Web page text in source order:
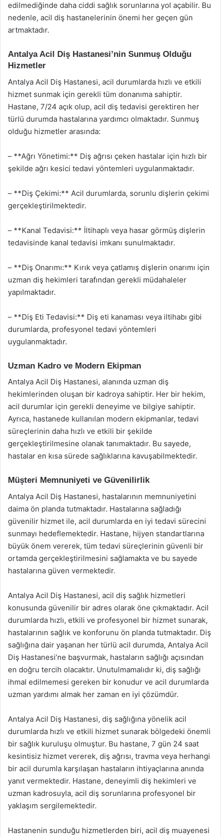
edilmediğinde daha ciddi sağlık sorunlarına yol açabilir. Bu
nedenle, acil diş hastanelerinin önemi her geçen gün
artmaktadır.
Antalya Acil Diş Hastanesi’nin Sunmuş Olduğu
Hizmetler
Antalya Acil Diş Hastanesi, acil durumlarda hızlı ve etkili
hizmet sunmak için gerekli tüm donanıma sahiptir.
Hastane, 7/24 açık olup, acil diş tedavisi gerektiren her
türlü durumda hastalarına yardımcı olmaktadır. Sunmuş
olduğu hizmetler arasında:
– **Ağrı Yönetimi:** Diş ağrısı çeken hastalar için hızlı bir
şekilde ağrı kesici tedavi yöntemleri uygulanmaktadır.
– **Diş Çekimi:** Acil durumlarda, sorunlu dişlerin çekimi
gerçekleştirilmektedir.
– **Kanal Tedavisi:** İltihaplı veya hasar görmüş dişlerin
tedavisinde kanal tedavisi imkanı sunulmaktadır.
– **Diş Onarımı:** Kırık veya çatlamış dişlerin onarımı için
uzman diş hekimleri tarafından gerekli müdahaleler
yapılmaktadır.
– **Diş Eti Tedavisi:** Diş eti kanaması veya iltihabı gibi
durumlarda, profesyonel tedavi yöntemleri
uygulanmaktadır.
Uzman Kadro ve Modern Ekipman
Antalya Acil Diş Hastanesi, alanında uzman diş
hekimlerinden oluşan bir kadroya sahiptir. Her bir hekim,
acil durumlar için gerekli deneyime ve bilgiye sahiptir.
Ayrıca, hastanede kullanılan modern ekipmanlar, tedavi
süreçlerinin daha hızlı ve etkili bir şekilde
gerçekleştirilmesine olanak tanımaktadır. Bu sayede,
hastalar en kısa sürede sağlıklarına kavuşabilmektedir.
Müşteri Memnuniyeti ve Güvenilirlik
Antalya Acil Diş Hastanesi, hastalarının memnuniyetini
daima ön planda tutmaktadır. Hastalarına sağladığı
güvenilir hizmet ile, acil durumlarda en iyi tedavi sürecini
sunmayı hedeflemektedir. Hastane, hijyen standartlarına
büyük önem vererek, tüm tedavi süreçlerinin güvenli bir
ortamda gerçekleştirilmesini sağlamakta ve bu sayede
hastalarına güven vermektedir.
Antalya Acil Diş Hastanesi, acil diş sağlık hizmetleri
konusunda güvenilir bir adres olarak öne çıkmaktadır. Acil
durumlarda hızlı, etkili ve profesyonel bir hizmet sunarak,
hastalarının sağlık ve konforunu ön planda tutmaktadır. Diş
sağlığına dair yaşanan her türlü acil durumda, Antalya Acil
Diş Hastanesi’ne başvurmak, hastaların sağlığı açısından
en doğru tercih olacaktır. Unutulmamalıdır ki, diş sağlığı
ihmal edilmemesi gereken bir konudur ve acil durumlarda
uzman yardımı almak her zaman en iyi çözümdür.
Antalya Acil Diş Hastanesi, diş sağlığına yönelik acil
durumlarda hızlı ve etkili hizmet sunarak bölgedeki önemli
bir sağlık kuruluşu olmuştur. Bu hastane, 7 gün 24 saat
kesintisiz hizmet vererek, diş ağrısı, travma veya herhangi
bir acil durumla karşılaşan hastaların ihtiyaçlarına anında
yanıt vermektedir. Hastane, deneyimli diş hekimleri ve
uzman kadrosuyla, acil diş sorunlarına profesyonel bir
yaklaşım sergilemektedir.
Hastanenin sunduğu hizmetlerden biri, acil diş muayenesi